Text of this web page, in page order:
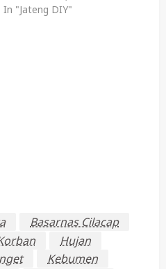
In "Jateng DIY"
Basarnas Cilacap
Hujan
Kebumen